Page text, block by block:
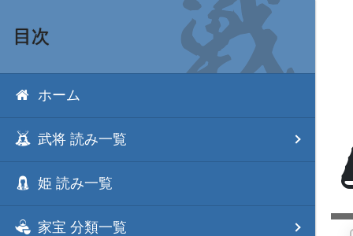
目次
ホーム
武将 読み一覧
姫 読み一覧
家宝 分類一覧